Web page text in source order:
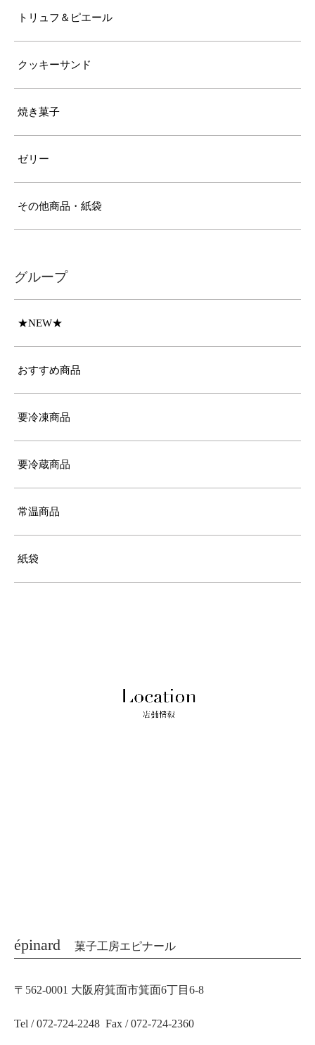
トリュフ＆ピエール
クッキーサンド
焼き菓子
ゼリー
その他商品・紙袋
グループ
★NEW★
おすすめ商品
要冷凍商品
要冷蔵商品
常温商品
紙袋
épinard 菓子工房エピナール
〒562-0001 大阪府箕面市箕面6丁目6-8
Tel / 072-724-2248 Fax / 072-724-2360